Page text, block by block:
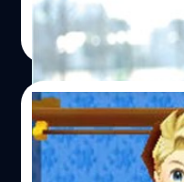
ณัฐพันธ์ ส่งวิรุฬห์ | 4536
Read More
07/03/2014
ของเค้าแรง! เผย
แซงเกม PS4 แล้ว